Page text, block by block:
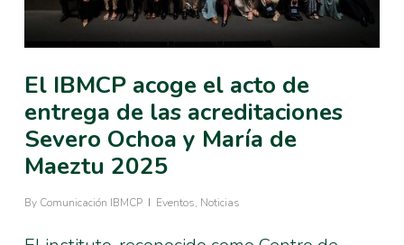
El IBMCP acoge el acto de
entrega de las acreditaciones
Severo Ochoa y María de
Maeztu 2025
By Comunicación IBMCP Eventos, Noticias